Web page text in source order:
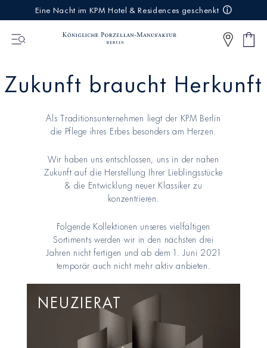
Eine Nacht im KPM Hotel & Residences geschenkt
0
Zukunft braucht Herkunft
Als Traditionsunternehmen liegt der KPM Berlin
die Pflege ihres Erbes besonders am Herzen.
Wir haben uns entschlossen, uns in der nahen
Zukunft auf die Herstellung Ihrer Lieblingsstücke
& die Entwicklung neuer Klassiker zu
konzentrieren.
Folgende Kollektionen unseres vielfältigen
Sortiments werden wir in den nächsten drei
Jahren nicht fertigen und ab dem 1. Juni 2021
temporär auch nicht mehr aktiv anbieten.
NEUZIERAT